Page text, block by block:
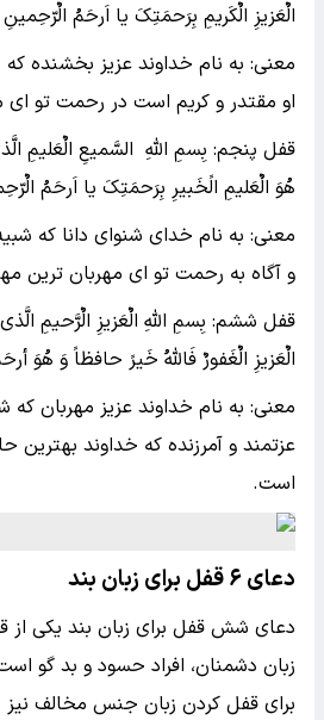
الٌعَزیزِ الٌکَریمِ بِرَحمَتِکَ یا اَرحَمُ الٌرّحِمینِ
معنی: به نام خداوند عزیز بخشنده
او مقتدر و کریم است در رحمت تو ای
قفل پنجم: بِسمِ اللهِ السَّمیعِ الٌعَلیمِ
هُوَ الٌعَلیمِ الًخَبیرِ بِرَحمَتِکَ یا اَرحَمُ
معنی: به نام خدای شنوای دانا که
و آگاه به رحمت تو ای مهربان ترین
قفل ششم: بِسمِ اللهِ الٌعَزیزِ الٌرَّحیمِ
الٌعَزیزِ الٌغَفورٌ فَاللهُ خَیرً حافظاً وَ هُوَ
معنی: به نام خداوند عزیز مهربان
عزتمند و آمرزنده که خداوند بهترین
است.
دعای ۶ قفل برای زبان بند
دعای شش قفل برای زبان بند یکی از
زبان دشمنان، افراد حسود و بد گو
برای قفل کردن زبان جنس مخالف نیز